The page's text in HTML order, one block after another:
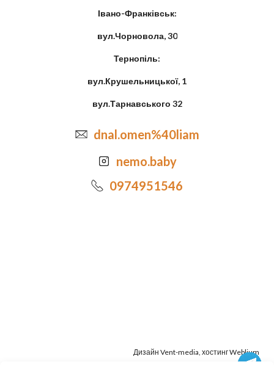
Івано-Франківськ:
вул.Чорновола, 30
Тернопіль:
вул.Крушельницької, 1
вул.Тарнавського 32
dnal.omen%40liam
nemo.baby
0974951546
Дизайн Vent-media , хостингWeblium